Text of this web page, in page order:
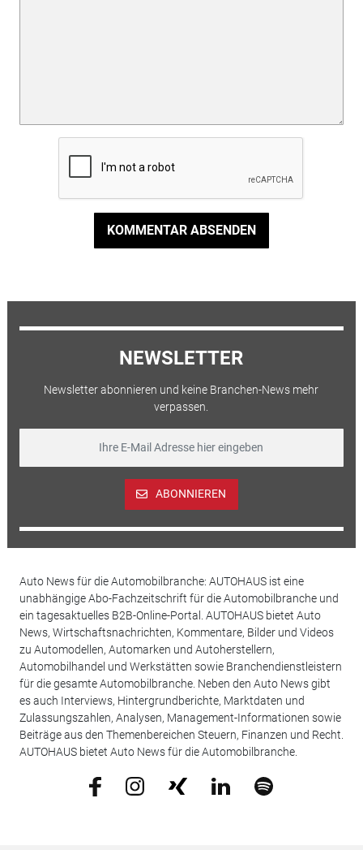
KOMMENTAR ABSENDEN
NEWSLETTER
Newsletter abonnieren und keine Branchen-News mehr
verpassen.
ABONNIEREN
Auto News für die Automobilbranche: AUTOHAUS ist eine
unabhängige Abo-Fachzeitschrift für die Automobilbranche und
ein tagesaktuelles B2B-Online-Portal. AUTOHAUS bietet Auto
News, Wirtschaftsnachrichten, Kommentare, Bilder und Videos
zu Automodellen, Automarken und Autoherstellern,
Automobilhandel und Werkstätten sowie Branchendienstleistern
für die gesamte Automobilbranche. Neben den Auto News gibt
es auch Interviews, Hintergrundberichte, Marktdaten und
Zulassungszahlen, Analysen, Management-Informationen sowie
Beiträge aus den Themenbereichen Steuern, Finanzen und Recht.
AUTOHAUS bietet Auto News für die Automobilbranche.